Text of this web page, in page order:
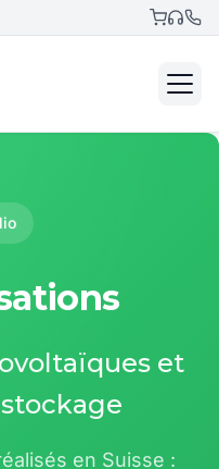
et
en Suisse :